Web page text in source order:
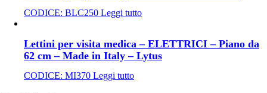
CODICE: BLC250 Leggi tutto
Lettini per visita medica – ELETTRICI – Piano da
62 cm – Made in Italy – Lytus
CODICE: MI370 Leggi tutto